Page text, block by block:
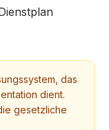
das
dient.
gesetzliche